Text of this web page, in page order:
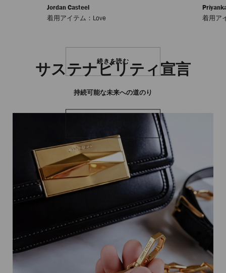
Jordan Casteel
着用アイテム：Love
着用ア
続きを読む
サステナビリティ宣言
持続可能な未来への道のり